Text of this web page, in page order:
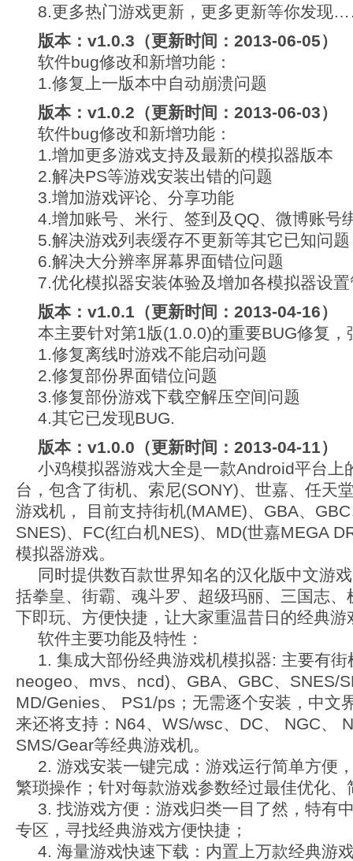
8.更多热门游戏更新，更多更新等你发现
版本：v1.0.3（更新时间：2013-06-05）
软件bug修改和新增功能：
1.修复上一版本中自动崩溃问题
版本：v1.0.2（更新时间：2013-06-03）
软件bug修改和新增功能：
1.增加更多游戏支持及最新的模拟器版本
2.解决PS等游戏安装出错的问题
3.增加游戏评论、分享功能
4.增加账号、米行、签到及QQ、微博账号
5.解决游戏列表缓存不更新等其它已知问题
6.解决大分辨率屏幕界面错位问题
7.优化模拟器安装体验及增加各模拟器设
版本：v1.0.1（更新时间：2013-04-16）
本主要针对第1版(1.0.0)的重要BUG修复，
1.修复离线时游戏不能启动问题
2.修复部份界面错位问题
3.修复部份游戏下载空解压空间问题
4.其它已发现BUG.
版本：v1.0.0（更新时间：2013-04-11）
小鸡模拟器游戏大全是一款Android平台上
台，包含了街机、索尼(SONY)、世嘉、任天
游戏机， 目前支持街机(MAME)、GBA、
SNES)、FC(红白机NES)、MD(世嘉MEGA
模拟器游戏。
同时提供数百款世界知名的汉化版中文游
括拳皇、街霸、魂斗罗、超级玛丽、三国志、
下即玩、方便快捷，让大家重温昔日的经典游
软件主要功能及特性：
1. 集成大部份经典游戏机模拟器: 主要有
neogeo、mvs、ncd)、GBA、GBC、SNES/
MD/Genies、 PS1/ps；无需逐个安装，中文
来还将支持：N64、WS/wsc、DC、 NGC、
SMS/Gear等经典游戏机。
2. 游戏安装一键完成：游戏运行简单方便
繁琐操作；针对每款游戏参数经过最佳优化、
3. 找游戏方便：游戏归类一目了然，特有
专区，寻找经典游戏方便快捷；
4. 海量游戏快速下载：内置上万款经典游